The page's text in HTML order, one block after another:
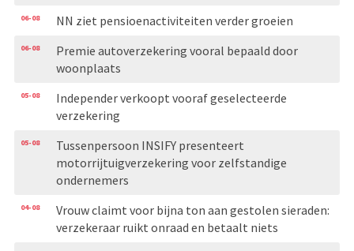
06-08 NN ziet pensioenactiviteiten verder groeien
06-08
Premie autoverzekering vooral bepaald door
woonplaats
05-08
Independer verkoopt vooraf geselecteerde
verzekering
05-08
Tussenpersoon INSIFY presenteert
motorrijtuigverzekering voor zelfstandige
ondernemers
04-08
Vrouw claimt voor bijna ton aan gestolen sieraden:
verzekeraar ruikt onraad en betaalt niets